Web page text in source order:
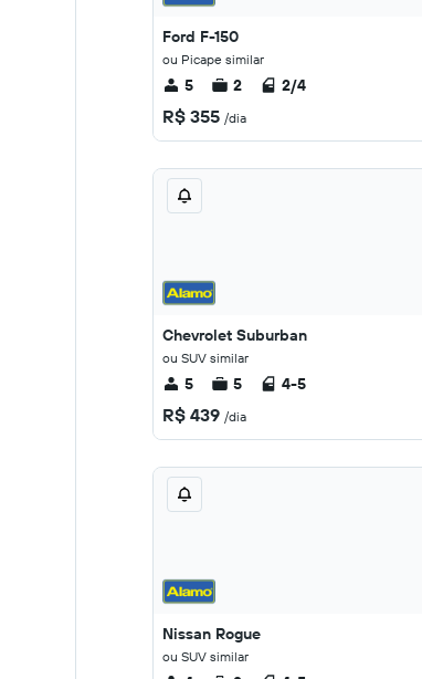
Ford F-150
ou Picape similar
5 2 2/4
R$ 355 /dia
Chevrolet Suburban
ou SUV similar
5 5 4-5
R$ 439 /dia
Nissan Rogue
ou SUV similar